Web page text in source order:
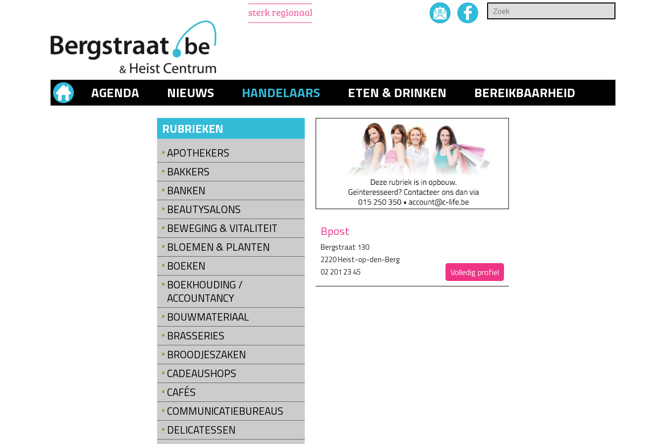
AGENDA NIEUWS HANDELAARS ETEN & DRINKEN BEREIKBAARHEID
RUBRIEKEN
APOTHEKERS
BAKKERS
BANKEN
BEAUTYSALONS
BEWEGING & VITALITEIT
BLOEMEN & PLANTEN
BOEKEN
BOEKHOUDING /
ACCOUNTANCY
BOUWMATERIAAL
BRASSERIES
BROODJESZAKEN
CADEAUSHOPS
CAFÉS
COMMUNICATIEBUREAUS
DELICATESSEN
Bpost
Bergstraat 130
2220 Heist-op-den-Berg
02 201 23 45
Volledig profiel